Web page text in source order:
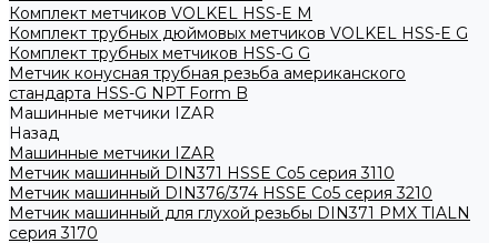
Комплект метчиков VOLKEL HSS-E M
Комплект трубных дюймовых метчиков VOLKEL HSS-E G
Комплект трубных метчиков HSS-G G
Метчик конусная трубная резьба американского
стандарта HSS-G NPT Form B
Машинные метчики IZAR
Назад
Машинные метчики IZAR
Метчик машинный DIN371 HSSE Co5 серия 3110
Метчик машинный DIN376/374 HSSE Co5 серия 3210
Метчик машинный для глухой резьбы DIN371 PMX TIALN
серия 3170